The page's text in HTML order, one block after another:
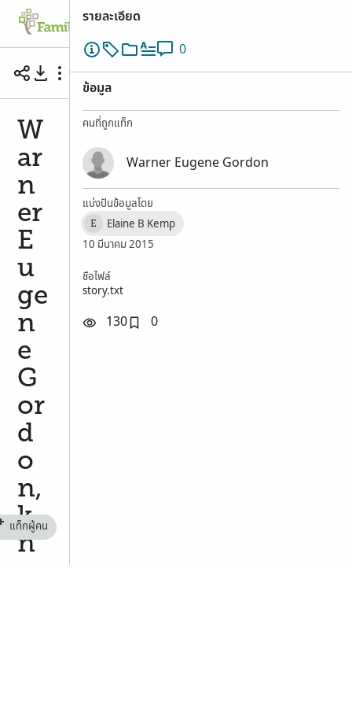
Warner Eugene Gordon, known as Latigo
W
ar
n
er
E
u
ge
n
e
G
or
d
o
n,
k
n
แท็กผู้คน
รายละเอียด
0
ข้อมูล
คนที่ถูกแท็ก
Warner Eugene Gordon
แบ่งปันข้อมูลโดย
E
Elaine B Kemp
10 มีนาคม 2015
ชื่อไฟล์
story.txt
130 0